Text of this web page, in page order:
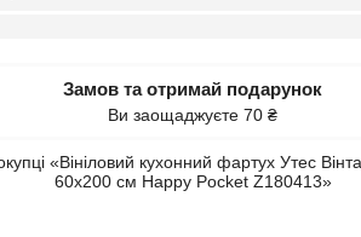
Замов та отримай подарунок
Ви заощаджуєте 70 ₴
«Вініловий кухонний фартух Утес
60х200 см Happy Pocket Z180413»